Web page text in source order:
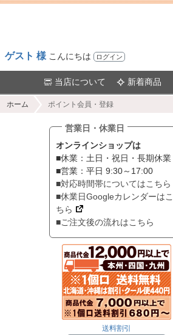
ゲスト 様 こんにちは ログイン
当店について 新着商品
ホーム ポイント会員・登録
営業日・休業日
オンラインショップは
■休業：土日・祝日・長期休業
■営業：平日 9:30～17:00
■対応時間帯についてはこちら
■休業日Googleカレンダーはこ
ちら
■ご注文後の流れはこちら
送料割引